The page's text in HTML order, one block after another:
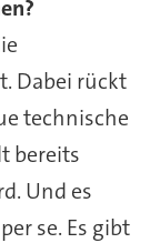
Dabei rückt
technische
bereits
Und es
se. Es gibt